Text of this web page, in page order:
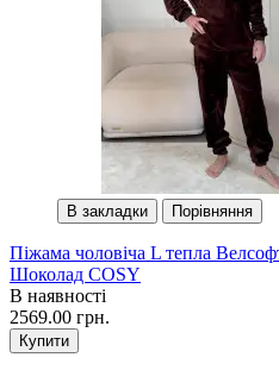
В закладки Порівняння
Піжама чоловіча L тепла
Шоколад COSY
В наявності
2569.00 грн.
Купити